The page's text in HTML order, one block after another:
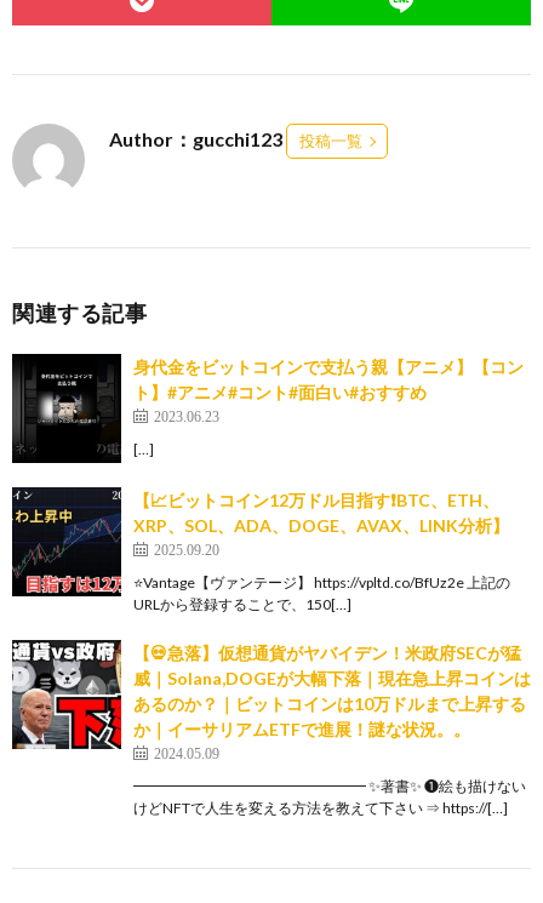
Author：gucchi123 投稿一覧
関連する記事
身代金をビットコインで支払う親【アニメ】【コン
ト】#アニメ#コント#面白い#おすすめ
2023.06.23
[…]
【📈ビットコイン12万ドル目指す❗️BTC、ETH、
XRP、SOL、ADA、DOGE、AVAX、LINK分析】
2025.09.20
⭐️Vantage【ヴァンテージ】 https://vpltd.co/BfUz2e 上記の
URLから登録することで、150[…]
【💀急落】仮想通貨がヤバイデン！米政府SECが猛
威｜Solana,DOGEが大幅下落｜現在急上昇コインは
あるのか？｜ビットコインは10万ドルまで上昇する
か｜イーサリアムETFで進展！謎な状況。。
2024.05.09
━━━━━━━━━━━━━━━━ ✨著書✨ ❶絵も描けない
けどNFTで人生を変える方法を教えて下さい ⇒ https://[…]